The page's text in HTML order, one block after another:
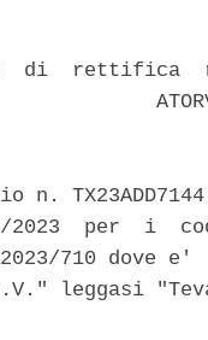
di
n.
2023  per  i
710 dove
leggasi